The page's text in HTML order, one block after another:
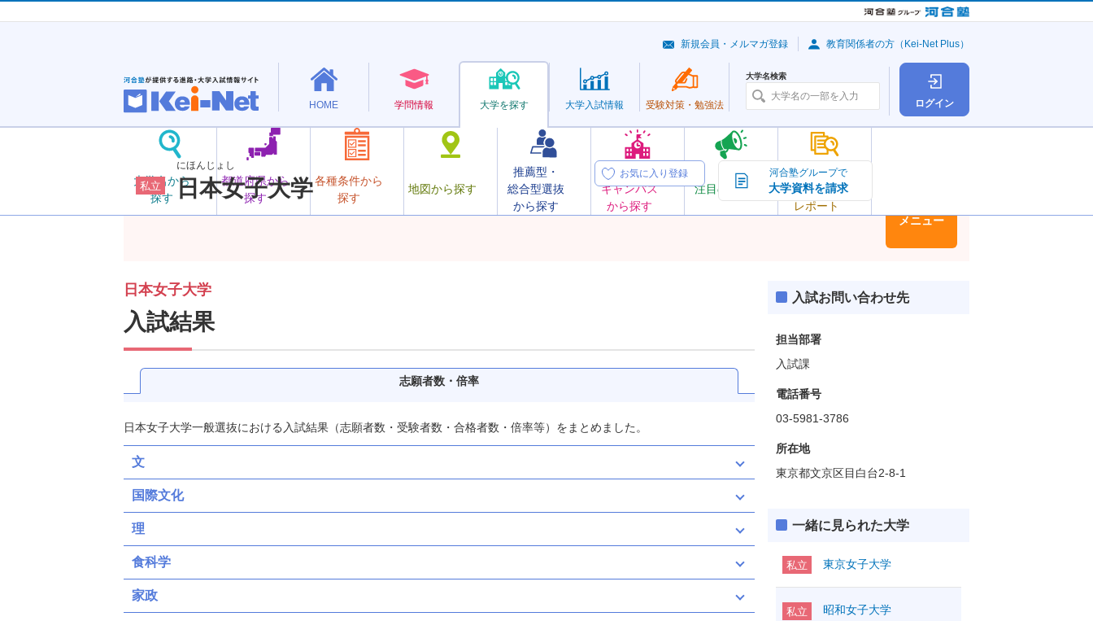
ログイン
HOME 学問情報 大学を探す
大学名から
探す
都道府県から
探す
各種条件から
探す
地図から探す
推薦型・
総合型選抜
から探す
オープン
キャンパス
から探す
注目の大学
大学の今
トピック＆
レポート
大学入試情報 受験対策・ 勉強法
大学名検索
新規会員・メルマガ登録 教育関係者の方（Kei-Net Plus）
私立
にほんじょし
日本女子大学
お気に入り登録 河合塾グループで
大学資料を請求
メニュー
日本女子大学
入試結果
志願者数・倍率
日本女子大学一般選抜における入試結果（志願者数・受験者数・合格者数・倍率等）をまとめました。
文
国際文化
理
食科学
家政
入試お問い合わせ先
担当部署
入試課
電話番号
03-5981-3786
所在地
東京都文京区目白台2-8-1
一緒に見られた大学
私立 東京女子大学
私立 昭和女子大学